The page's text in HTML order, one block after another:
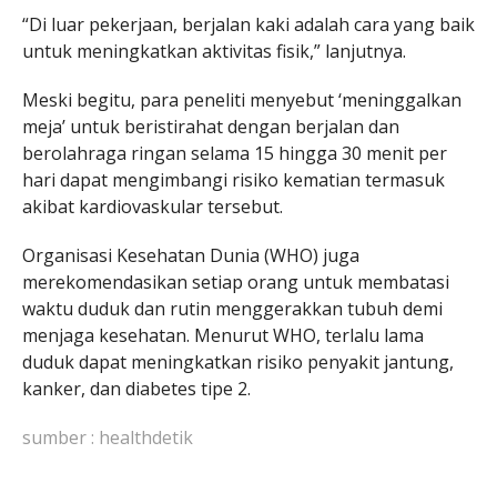
“Di luar pekerjaan, berjalan kaki adalah cara yang baik
untuk meningkatkan aktivitas fisik,” lanjutnya.
Meski begitu, para peneliti menyebut ‘meninggalkan
meja’ untuk beristirahat dengan berjalan dan
berolahraga ringan selama 15 hingga 30 menit per
hari dapat mengimbangi risiko kematian termasuk
akibat kardiovaskular tersebut.
Organisasi Kesehatan Dunia (WHO) juga
merekomendasikan setiap orang untuk membatasi
waktu duduk dan rutin menggerakkan tubuh demi
menjaga kesehatan. Menurut WHO, terlalu lama
duduk dapat meningkatkan risiko penyakit jantung,
kanker, dan diabetes tipe 2.
sumber : healthdetik